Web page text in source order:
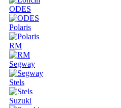
ODES
Polaris
RM
Segway
Stels
Suzuki